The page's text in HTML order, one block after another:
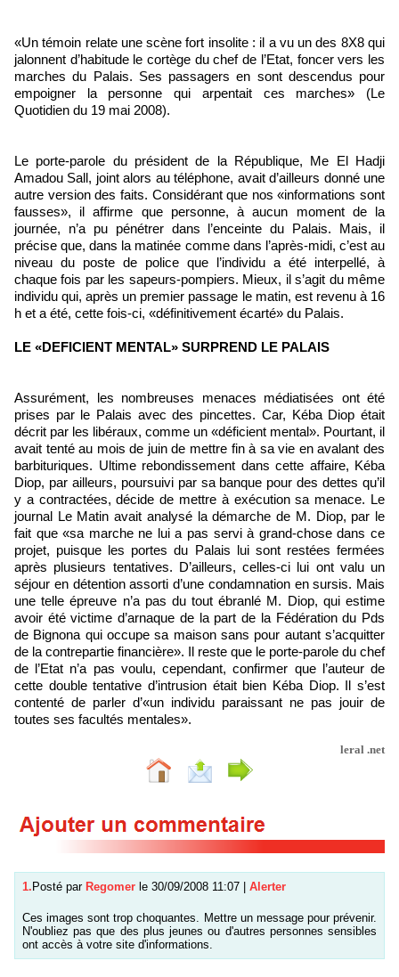
«Un témoin relate une scène fort insolite : il a vu un des 8X8 qui
jalonnent d’habitude le cortège du chef de l’Etat, foncer vers les
marches du Palais. Ses passagers en sont descendus pour
empoigner la personne qui arpentait ces marches» (Le
Quotidien du 19 mai 2008).
Le porte-parole du président de la République, Me El Hadji
Amadou Sall, joint alors au téléphone, avait d’ailleurs donné une
autre version des faits. Considérant que nos «informations sont
fausses», il affirme que personne, à aucun moment de la
journée, n’a pu pénétrer dans l’enceinte du Palais. Mais, il
précise que, dans la matinée comme dans l’après-midi, c’est au
niveau du poste de police que l’individu a été interpellé, à
chaque fois par les sapeurs-pompiers. Mieux, il s’agit du même
individu qui, après un premier passage le matin, est revenu à 16
h et a été, cette fois-ci, «définitivement écarté» du Palais.
LE «DEFICIENT MENTAL» SURPREND LE PALAIS
Assurément, les nombreuses menaces médiatisées ont été
prises par le Palais avec des pincettes. Car, Kéba Diop était
décrit par les libéraux, comme un «déficient mental». Pourtant, il
avait tenté au mois de juin de mettre fin à sa vie en avalant des
barbituriques. Ultime rebondissement dans cette affaire, Kéba
Diop, par ailleurs, poursuivi par sa banque pour des dettes qu’il
y a contractées, décide de mettre à exécution sa menace. Le
journal Le Matin avait analysé la démarche de M. Diop, par le
fait que «sa marche ne lui a pas servi à grand-chose dans ce
projet, puisque les portes du Palais lui sont restées fermées
après plusieurs tentatives. D’ailleurs, celles-ci lui ont valu un
séjour en détention assorti d’une condamnation en sursis. Mais
une telle épreuve n’a pas du tout ébranlé M. Diop, qui estime
avoir été victime d’arnaque de la part de la Fédération du Pds
de Bignona qui occupe sa maison sans pour autant s’acquitter
de la contrepartie financière». Il reste que le porte-parole du chef
de l’Etat n’a pas voulu, cependant, confirmer que l’auteur de
cette double tentative d’intrusion était bien Kéba Diop. Il s’est
contenté de parler d’«un individu paraissant ne pas jouir de
toutes ses facultés mentales».
leral .net
1. Posté par Regomer le 30/09/2008 11:07 Alerter
Ces images sont trop choquantes. Mettre un message pour prévenir.
N'oubliez pas que des plus jeunes ou d'autres personnes sensibles
ont accès à votre site d'informations.